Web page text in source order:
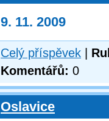
9. 11. 2009
Celý příspěvek
Komentářů: 0
Oslavice